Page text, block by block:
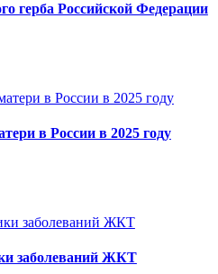
герба Российской Федерации
в России в 2025 году
заболеваний ЖКТ